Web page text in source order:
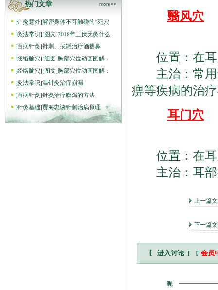
热门文章 more>>
[针灸意外]解密身体不可触碰的“死穴
[灸法常识][图文]2018年三伏天灸什么
[百病针灸]针刺、拔罐治疗酒糟鼻
[经络腧穴][组图]胸部穴位动画图解：
[经络腧穴][图文]胸部穴位动画图解：
[灸法常识]温针灸治疗崩漏
[百病针灸]针灸治疗腹泻的方法
[针灸基础]贾海忠谈针刺治病原理
翳风穴
位置：在耳
主治：常用
痹等疾病的治
耳门穴
位置：在耳
主治：耳部
上一篇
下一篇
【 进入讨论 】【 会员
昵